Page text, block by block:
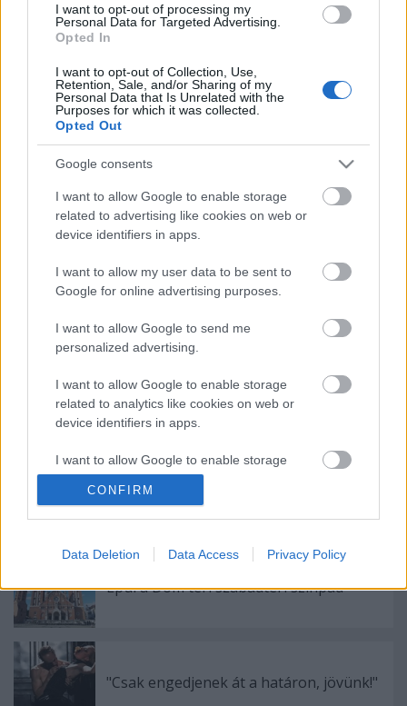
I want to opt-out of processing my
Personal Data for Targeted Advertising.
Opted In
I want to opt-out of Collection, Use,
Retention, Sale, and/or Sharing of my
Personal Data that Is Unrelated with the
Purposes for which it was collected.
Opted Out
Google consents
I want to allow Google to enable storage
related to advertising like cookies on web or
device identifiers in apps.
I want to allow my user data to be sent to
Google for online advertising purposes.
I want to allow Google to send me
personalized advertising.
I want to allow Google to enable storage
related to analytics like cookies on web or
device identifiers in apps.
I want to allow Google to enable storage
related to functionality of the website or app.
I want to allow Google to enable storage
related to security, including authentication
functionality and fraud prevention, and other
user protection.
CONFIRM
Data Deletion Data Access Privacy Policy
Előbbi idén januárban - szintén időegyeztetési
lévő művet. HelyétDavid Ives, a Vénusz bundában
című Tony-díjas darab szerzője vette át.
A Houdini-musicalHugh Jackmanvisszatérését
jelentette volna a Broadwayra. A színész korábban
Houdini élete, és sok szempontból elmondható,
hogy valójában egész életében erre a szerepre
készült.
Forrás: MTI
Ajánlott bejegyzések:
Akárki a Dóm téren
Épül a Dóm téri szabadtéri színpad
"Csak engedjenek át a határon, jövünk!"